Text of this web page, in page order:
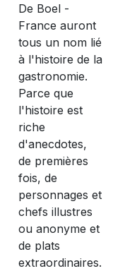
De Boel -
France auront
tous un nom lié
à l'histoire de la
gastronomie.
Parce que
l'histoire est
riche
d'anecdotes,
de premières
fois, de
personnages et
chefs illustres
ou anonyme et
de plats
extraordinaires.